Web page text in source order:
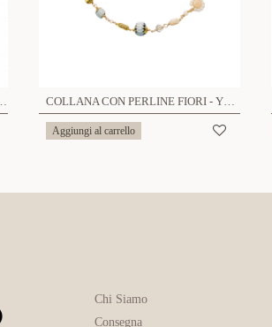
NATURALI - FJ23104F195 COLLANA CON PERLINE FIORI - YNK221104D684
Aggiungi al carrello
Chi Siamo
Consegna